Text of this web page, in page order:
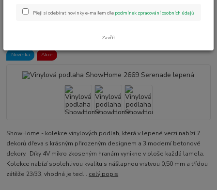
Vinylová podlaha ShowHome
2669 Serenade lepená
Novinka Akce
ShowHome - kolekce vinylových podlah, která v lepené verzi nabízí 7
dekorů dřeva s krásným přirozeným designem a 3 moderní betonové
dekory. Díky 4V mikro zkoseným hranám vynikne v ploše každá lamela.
Kolekce nabízí spolehlivou kvalitu s nášlapnou vrstvou 0,50 mm a třídou
zátěže 23/33, vhodná je ted... celý popis
Přeji si odebírat novinky e-mailem dle podmínek zpracování osobních údajů.
Zavřít